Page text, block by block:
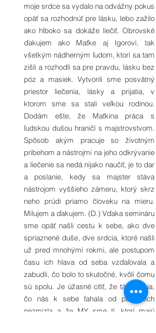
moje srdce sa vydalo na odvážny pokus
opäť sa rozhodnúť pre lásku, lebo zažilo
ako hlboko sa dokáže liečiť. Obrovské
ďakujem ako Maťke aj Igorovi, tak
všetkým nádherným ľudom, ktorí sa tam
zišli a rozhodli sa pre pravdu, lásku bez
póz a masiek. Vytvorili sme posvätný
priestor liečenia, lásky a prijatia, v
ktorom sme sa stali veľkou rodinou.
Dodám ešte, že Maťkina práca s
ľudskou dušou hraničí s majstrovstvom.
Spôsob akým pracuje so životným
príbehom a nástrojmi na jeho odkrývanie
a liečenie sa nedá nijako naučiť, je to dar
a poslanie, kedy sa majster stáva
nástrojom vyššieho zámeru, ktorý skrz
neho prúdi priamo človeku na mieru.
Milujem a ďakujem. (D.) Vďaka semináru
sme opäť našli cestu k sebe, ako dve
spriaznené duše, dve srdcia, ktoré našli
už pred mnohými rokmi, ale postupom
času ich hlava od seba vzďaľovala a
zabudli, čo bolo to skutočné, kvôli čomu
sú spolu. Je úžasné cítiť, že tá energia,
čo nás k sebe ťahala od pätnástich
nezmizla a že MY sme tí, ktorí majú